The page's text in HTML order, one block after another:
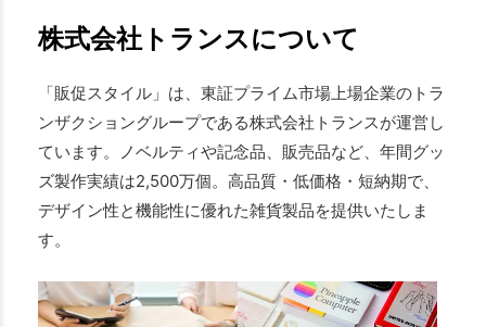
株式会社トランスについて
「販促スタイル」は、東証プライム市場上場企業のトラ
ンザクショングループである株式会社トランスが運営し
ています。ノベルティや記念品、販売品など、年間グッ
ズ製作実績は2,500万個。高品質・低価格・短納期で、
デザイン性と機能性に優れた雑貨製品を提供いたしま
す。